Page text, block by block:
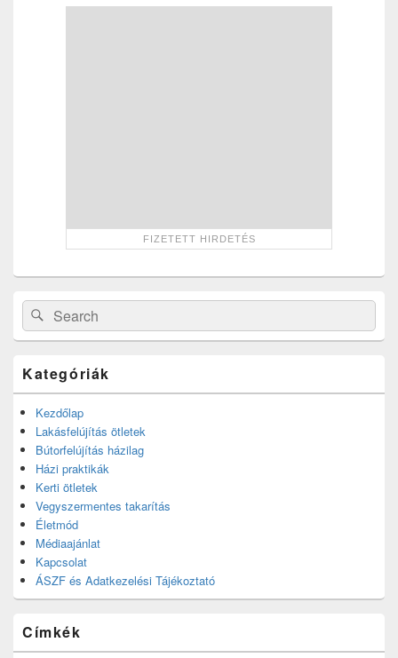
Search
for:
Search
Kategóriák
Kezdőlap
Lakásfelújítás ötletek
Bútorfelújítás házilag
Házi praktikák
Kerti ötletek
Vegyszermentes takarítás
Életmód
Médiaajánlat
Kapcsolat
ÁSZF és Adatkezelési Tájékoztató
Címkék